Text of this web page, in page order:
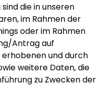
die in unseren
im Rahmen der
oder im Rahmen
Antrag auf
und durch
weitere Daten, die
zu Zwecken der